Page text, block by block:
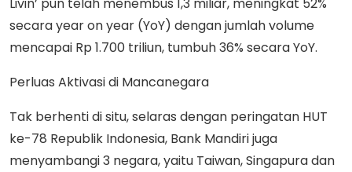
secara year on year (YoY) dengan jumlah volume
mencapai Rp 1.700 triliun, tumbuh 36% secara YoY.
Perluas Aktivasi di Mancanegara
Tak berhenti di situ, selaras dengan peringatan HUT
ke-78 Republik Indonesia, Bank Mandiri juga
menyambangi 3 negara, yaitu Taiwan, Singapura dan